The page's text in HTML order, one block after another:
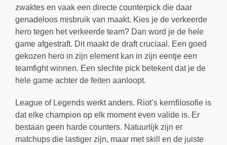
zwaktes en vaak een directe counterpick die daar
genadeloos misbruik van maakt. Kies je de verkeerde
hero tegen het verkeerde team? Dan word je de hele
game afgestraft. Dit maakt de draft cruciaal. Een goed
gekozen hero in zijn element kan in zijn eentje een
teamfight winnen. Een slechte pick betekent dat je de
hele game achter de feiten aanloopt.
League of Legends werkt anders. Riot’s kernfilosofie is
dat elke champion op elk moment even valide is. Er
bestaan geen harde counters. Natuurlijk zijn er
matchups die lastiger zijn, maar met skill en de juiste